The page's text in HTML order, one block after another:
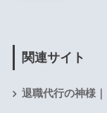
関連サイト
退職代行の神様